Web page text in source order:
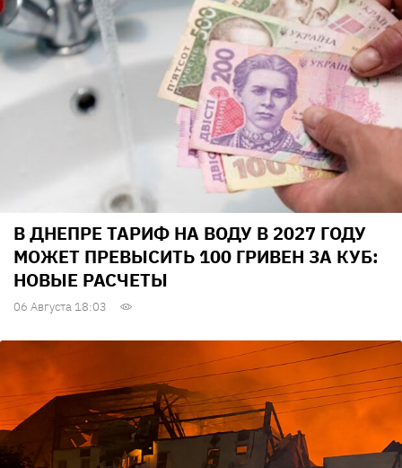
В ДНЕПРЕ ТАРИФ НА ВОДУ В 2027 ГОДУ
МОЖЕТ ПРЕВЫСИТЬ 100 ГРИВЕН ЗА КУБ:
НОВЫЕ РАСЧЕТЫ
06 Августа 18:03